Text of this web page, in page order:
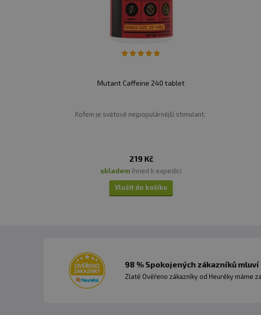
Mutant Caffeine 240 tablet
Kofein je světově nejpopulárnější stimulant.
219 Kč
skladem ihned k expedici
Vložit do košíku
98 % Spokojených zákazníků mluví
Zlaté Ověřeno zákazníky od Heuréky máme